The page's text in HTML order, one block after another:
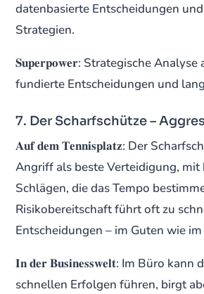
datenbasierte Entscheidungen
Strategien.
𝐒𝐮𝐩𝐞𝐫𝐩𝐨𝐰𝐞𝐫: Strategische
fundierte Entscheidungen und
7. Der Scharfschütze –
𝐀𝐮𝐟 𝐝𝐞𝐦 𝐓𝐞𝐧𝐧𝐢𝐬𝐩𝐥𝐚𝐭𝐳: Der
Angriff als beste Verteidigung,
Schlägen, die das Tempo
Risikobereitschaft führt oft zu
Entscheidungen – im Guten wie
𝐈𝐧 𝐝𝐞𝐫 𝐁𝐮𝐬𝐢𝐧𝐞𝐬𝐬𝐰𝐞𝐥𝐭: Im Büro
schnellen Erfolgen führen, birgt